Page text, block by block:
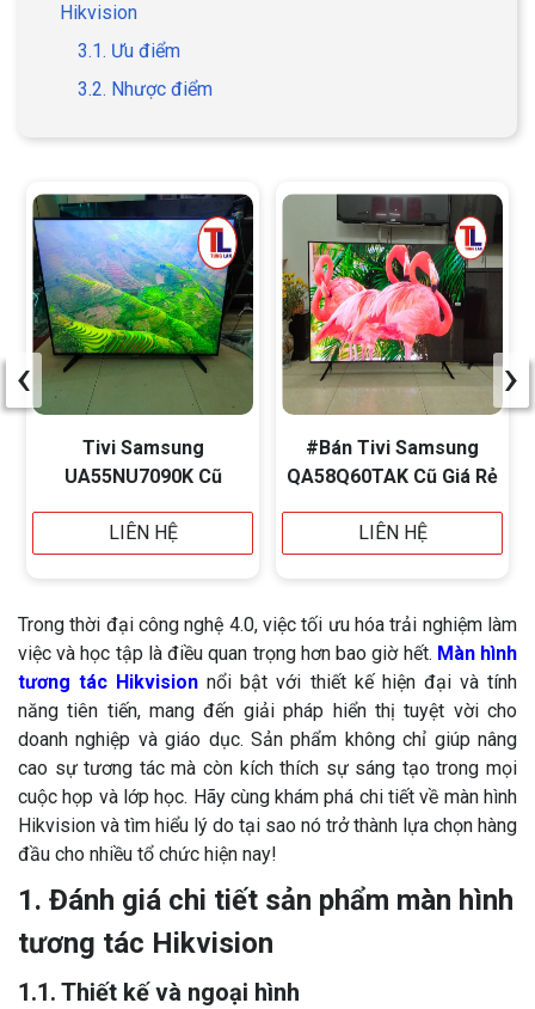
Hikvision
3.1. Ưu điểm
3.2. Nhược điểm
Tivi Samsung
UA55NU7090K Cũ
LIÊN HỆ
#Bán Tivi Samsung
QA58Q60TAK Cũ Giá Rẻ
LIÊN HỆ
‹ ›
Trong thời đại công nghệ 4.0, việc tối ưu hóa trải nghiệm làm
việc và học tập là điều quan trọng hơn bao giờ hết. Màn hình
tương tác Hikvision nổi bật với thiết kế hiện đại và tính
năng tiên tiến, mang đến giải pháp hiển thị tuyệt vời cho
doanh nghiệp và giáo dục. Sản phẩm không chỉ giúp nâng
cao sự tương tác mà còn kích thích sự sáng tạo trong mọi
cuộc họp và lớp học. Hãy cùng khám phá chi tiết về màn hình
Hikvision và tìm hiểu lý do tại sao nó trở thành lựa chọn hàng
đầu cho nhiều tổ chức hiện nay!
1. Đánh giá chi tiết sản phẩm màn hình
tương tác Hikvision
1.1. Thiết kế và ngoại hình